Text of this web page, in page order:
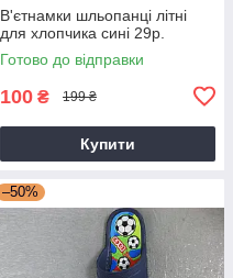
В'єтнамки шльопанці літні
для хлопчика сині 29р.
Готово до відправки
100 ₴ 199 ₴
Купити
–50%